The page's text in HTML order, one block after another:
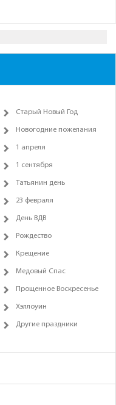
Старый Новый Год
Новогодние пожелания
1 апреля
1 сентября
Татьянин день
23 февраля
День ВДВ
Рождество
Крещение
Медовый Спас
Прощенное Воскресенье
Хэллоуин
Другие праздники